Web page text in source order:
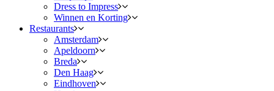
Dress to Impress
Winnen en Korting
Restaurants
Amsterdam
Apeldoorn
Breda
Den Haag
Eindhoven